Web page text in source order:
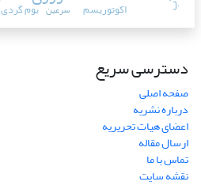
اکوتوریسم بوم گردی سرعین
دسترسی سریع
صفحه اصلی
درباره نشریه
اعضای هیات تحریریه
ارسال مقاله
تماس با ما
نقشه سایت